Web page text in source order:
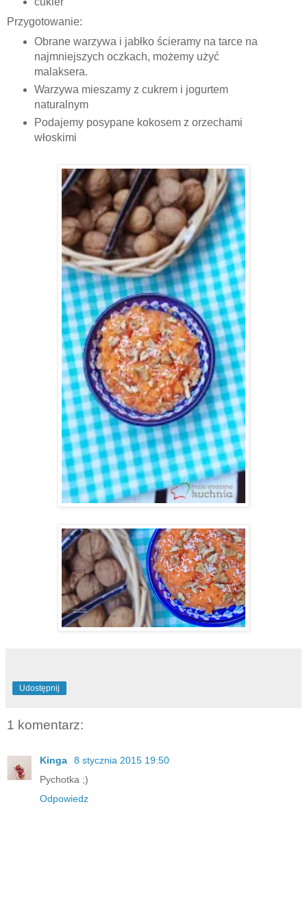
Przygotowanie:
Obrane warzywa i jabłko ścieramy na tarce na
najmniejszych oczkach, możemy użyć
malaksera.
Warzywa mieszamy z cukrem i jogurtem
naturalnym
Podajemy posypane kokosem z orzechami
włoskimi
Udostępnij
1 komentarz:
Kinga
8 stycznia 2015 19:50
Pychotka ;)
Odpowiedz